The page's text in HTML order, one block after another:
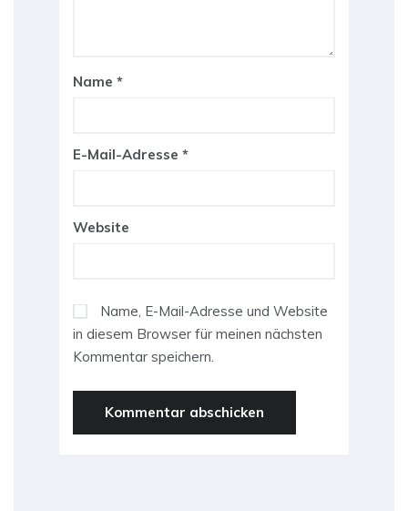
Name *
E-Mail-Adresse *
Website
Name, E-Mail-Adresse und Website
in diesem Browser für meinen nächsten
Kommentar speichern.